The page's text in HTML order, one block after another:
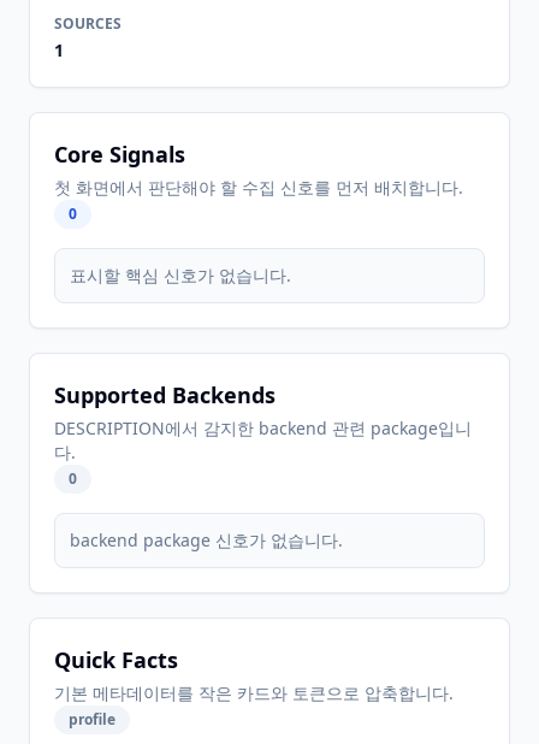
SOURCES
1
Core Signals
첫 화면에서 판단해야 할 수집 신호를 먼저 배치합니다.
0
표시할 핵심 신호가 없습니다.
Supported Backends
DESCRIPTION에서 감지한 backend 관련 package입니
다.
0
backend package 신호가 없습니다.
Quick Facts
기본 메타데이터를 작은 카드와 토큰으로 압축합니다.
profile